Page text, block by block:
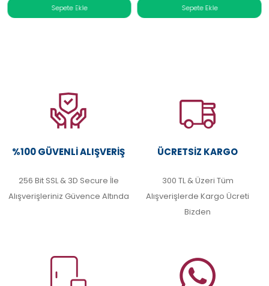
%100 GÜVENLI ALIŞVERIŞ
256 Bit SSL & 3D Secure İle
Alışverişleriniz Güvence Altında
ÜCRETSIZ KARGO
300 TL & Üzeri Tüm
Alışverişlerde Kargo Ücreti
Bizden